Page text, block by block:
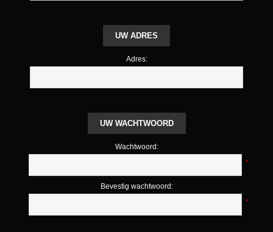
UW ADRES
Adres:
UW WACHTWOORD
Wachtwoord:
*
Bevestig wachtwoord:
*